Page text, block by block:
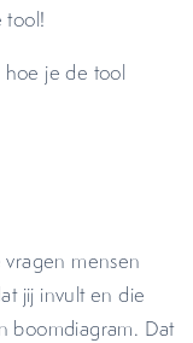
tool!
hoe je de tool
mensen
jij invult en die
boomdiagram. Dat